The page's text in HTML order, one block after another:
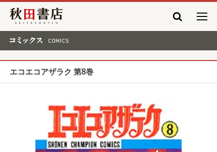
秋田書店
エコエコアザラク 第8巻